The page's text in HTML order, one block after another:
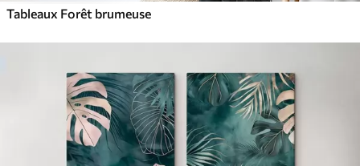
Tableaux Forêt brumeuse